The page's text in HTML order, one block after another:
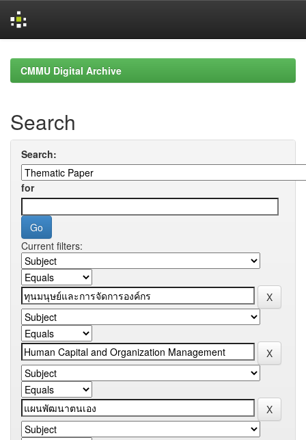
navigationCMMU Digital Archive
Search
Search:
for
Current filters: